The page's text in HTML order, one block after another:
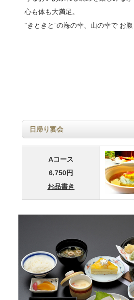
心も体も大満足。
“きときと”の海の幸、山の幸で お腹
日帰り宴会
Aコース
6,750円
お品書き